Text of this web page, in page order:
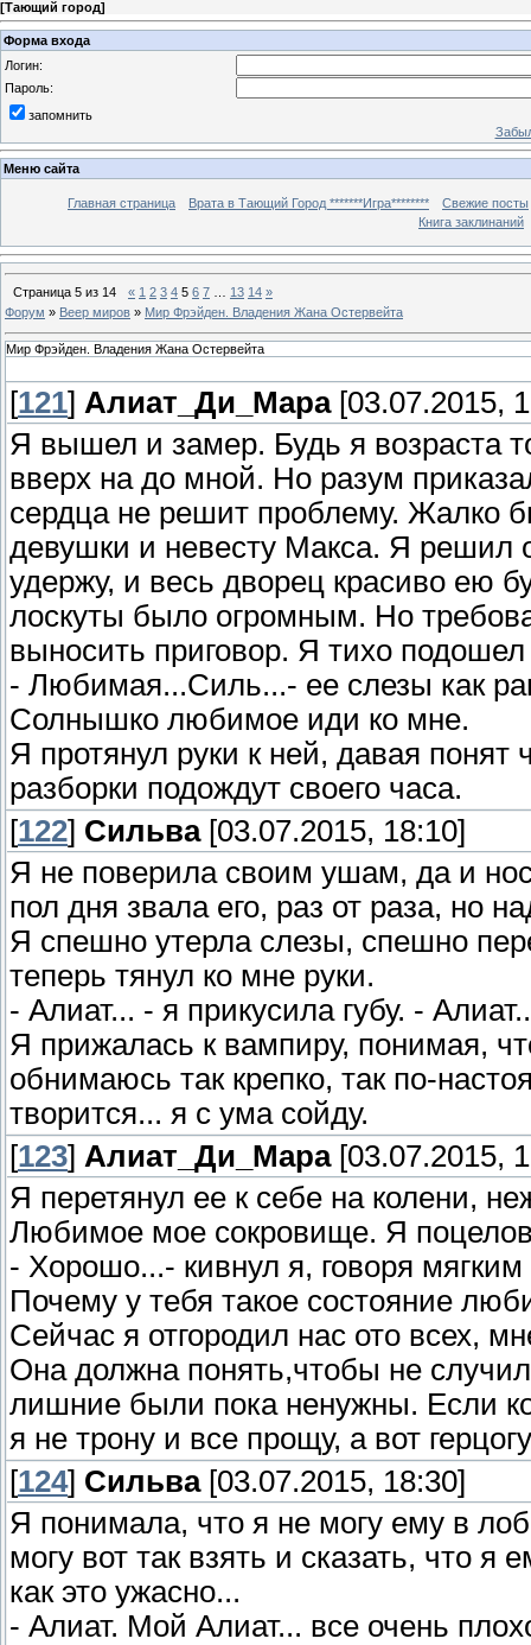
[Тающий город]
Форма входа
Логин:
Пароль:
запомнить
Меню сайта
Главная страница Врата в Тающий Город *******Игра********
Свежие посты
Книга заклинаний
Страница 5 из 14 « 1 2 3 4 5 6 7 13 14 »
Форум » Веер миров » Мир Фрэйден. Владения Жана Остервейта
Мир Фрэйден. Владения Жана Остервейта
[121] Алиат_Ди_Мара[03.07.2015,
Я вышел и замер. Будь я возраста
вверх на до мной. Но разум
сердца не решит проблему. Жалко
девушки и невесту Макса. Я решил
удержу, и весь дворец красиво ею
лоскуты было огромным. Но
выносить приговор. Я тихо
- Любимая...Силь...- ее слезы как
Солнышко любимое иди ко мне.
Я протянул руки к ней, давая понят
разборки подождут своего часа.
[122] Сильва[03.07.2015, 18:10]
Я не поверила своим ушам, да и
пол дня звала его, раз от раза, но
Я спешно утерла слезы, спешно
теперь тянул ко мне руки.
- Алиат... - я прикусила губу. -
Я прижалась к вампиру, понимая,
обнимаюсь так крепко, так по-
творится... я с ума сойду.
[123] Алиат_Ди_Мара[03.07.2015,
Я перетянул ее к себе на колени,
Любимое мое сокровище. Я
- Хорошо...- кивнул я, говоря
Почему у тебя такое состояние
Сейчас я отгородил нас ото всех,
Она должна понять,чтобы не
лишние были пока ненужны. Если
я не трону и все прощу, а вот
[124] Сильва[03.07.2015, 18:30]
Я понимала, что я не могу ему в
могу вот так взять и сказать, что я
как это ужасно...
- Алиат. Мой Алиат... все очень